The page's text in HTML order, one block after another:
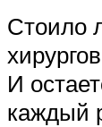
Стоило
И
каждый